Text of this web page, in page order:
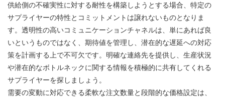
供給側の不確実性に対する耐性を構築しようとする場合、特定の
サプライヤーの特性とコミットメントは譲れないものとなりま
す。透明性の高いコミュニケーションチャネルは、単にあれば良
いというものではなく、期待値を管理し、潜在的な遅延への対応
策を計画する上で不可欠です。明確な連絡先を提供し、生産状況
や潜在的なボトルネックに関する情報を積極的に共有してくれる
サプライヤーを探しましょう。
需要の変動に対応できる柔軟な注文数量と段階的な価格設定は、